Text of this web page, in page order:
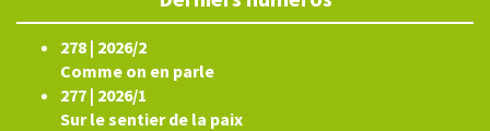
278 | 2026/2
Comme on en parle
277 | 2026/1
Sur le sentier de la paix